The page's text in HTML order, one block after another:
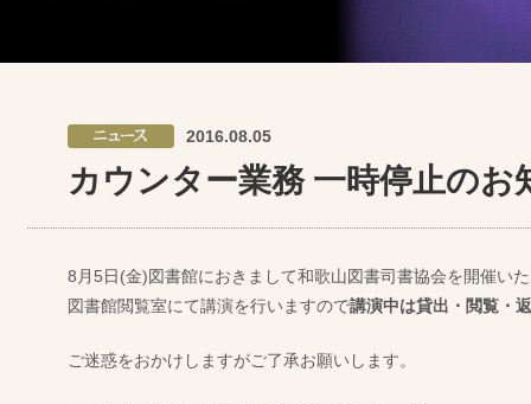
2016.08.05
カウンター業務 一時停止のお
8月5日(金)図書館におきまして和歌山図書司書協会を開催い
図書館閲覧室にて講演を行いますので講演中は貸出・閲覧・
ご迷惑をおかけしますがご了承お願いします。